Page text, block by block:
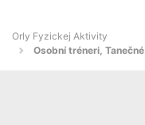
Orly Fyzickej Aktivity
Osobní tréneri,